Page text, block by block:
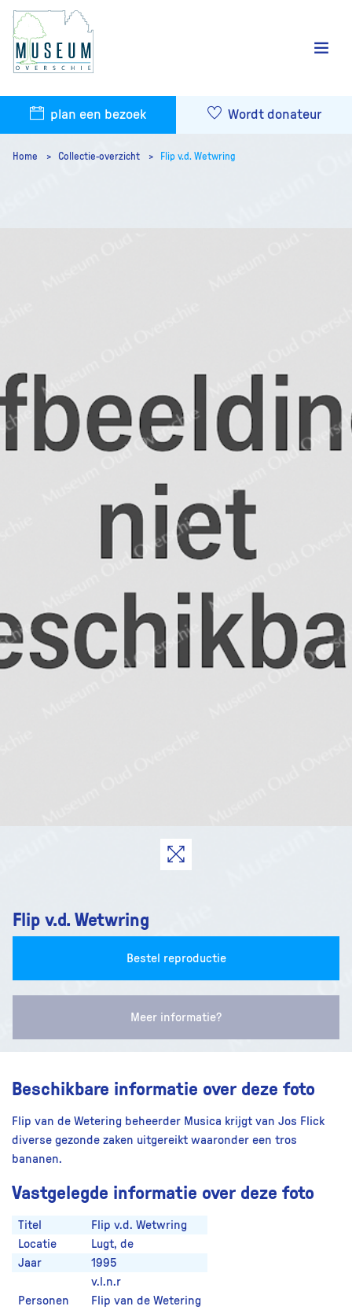
plan een bezoek Wordt donateur
Home Collectie-overzicht Flip v.d. Wetwring
Flip v.d. Wetwring
Bestel reproductie
Meer informatie?
Beschikbare informatie over deze foto
Flip van de Wetering beheerder Musica krijgt van Jos Flick
diverse gezonde zaken uitgereikt waaronder een tros
bananen.
Vastgelegde informatie over deze foto
Titel
Flip v.d. Wetwring
Locatie
Lugt, de
Jaar
1995
Personen
v.l.n.r
Flip van de Wetering